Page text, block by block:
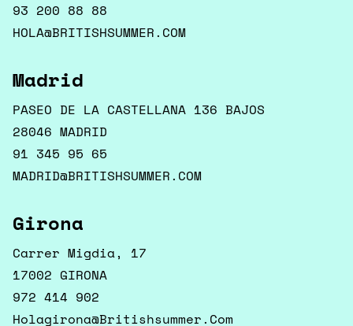
93 200 88 88
HOLA@BRITISHSUMMER.COM
Madrid
PASEO DE LA CASTELLANA 136 BAJOS
28046 MADRID
91 345 95 65
MADRID@BRITISHSUMMER.COM
Girona
Carrer Migdia, 17
17002 GIRONA
972 414 902
Holagirona@britishsummer.com